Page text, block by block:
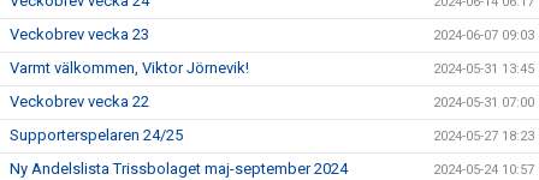
Veckobrev vecka 23 2024-06-07 09:03
Varmt välkommen, Viktor Jörnevik! 2024-05-31 13:45
Veckobrev vecka 22 2024-05-31 07:00
Supporterspelaren 24/25 2024-05-27 18:23
Ny Andelslista Trissbolaget maj-september 2024 2024-05-24 10:57